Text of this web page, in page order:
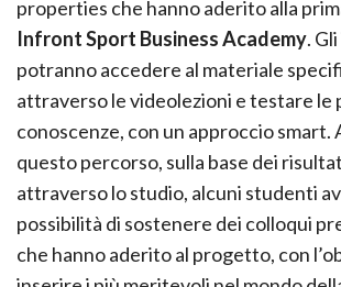
properties che hanno aderito alla
Infront Sport Business Academy.
potranno accedere al materiale
attraverso le videolezioni e testare le
conoscenze, con un approccio smart.
questo percorso, sulla base dei
attraverso lo studio, alcuni studenti
possibilità di sostenere dei colloqui
che hanno aderito al progetto, con